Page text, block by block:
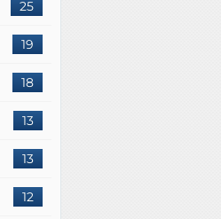
25
19
18
13
13
12